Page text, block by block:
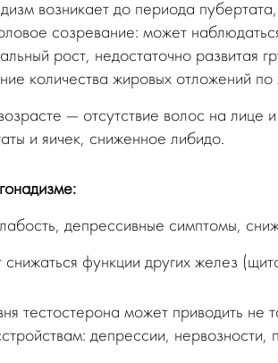
возникает до периода
созревание: может
рост, недостаточно развитая
количества жировых отложений по
— отсутствие волос на лице
и яичек, сниженное либидо.
депрессивные симптомы,
снижаться функции других желез
тестостерона может приводить не
депрессии,